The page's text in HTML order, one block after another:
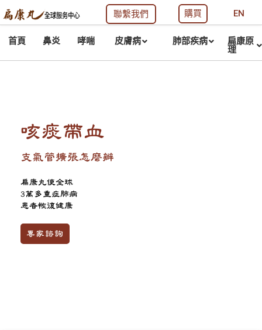
玄寶黑蔘原蔘。 聯繫我們 購買 EN
首頁 鼻炎 哮喘 皮膚病 肺部疾病
扁康原
理
咳痰帶血
支氣管擴張怎麼辦
扁康丸使全球
3萬多重症肺病
患者恢復健康
專家諮詢